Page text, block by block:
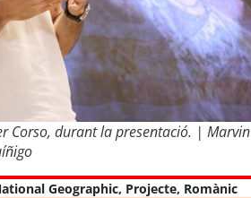
Corso, durant la presentació. | Marvin
Geographic, Projecte, Romànic